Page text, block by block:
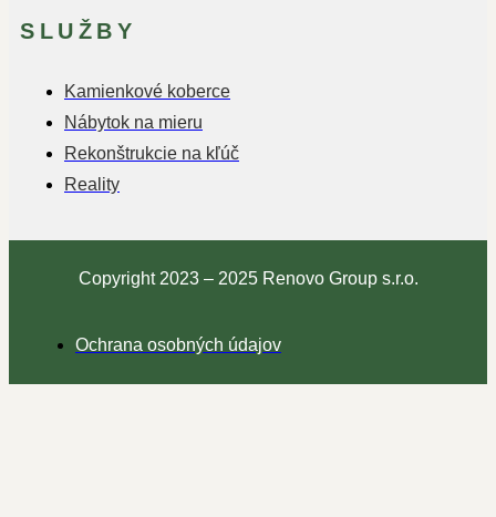
SLUŽBY
Kamienkové koberce
Nábytok na mieru
Rekonštrukcie na kľúč
Reality
Copyright 2023 – 2025 Renovo Group s.r.o.
Ochrana osobných údajov